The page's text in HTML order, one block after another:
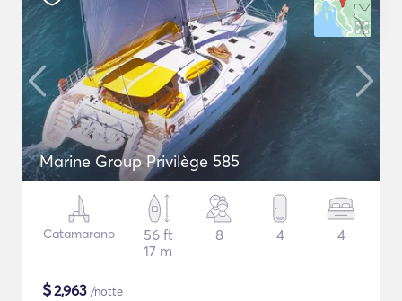
Marine Group Privilège 585
Catamarano
56 ft
17 m
8 4 4
$2,963 /notte